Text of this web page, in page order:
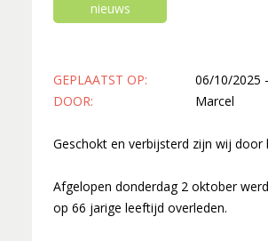
nieuws
GEPLAATST OP:
06/10/2025
DOOR: Marcel
Geschokt en verbijsterd zijn wij
Afgelopen donderdag 2 oktober
op 66 jarige leeftijd overleden.